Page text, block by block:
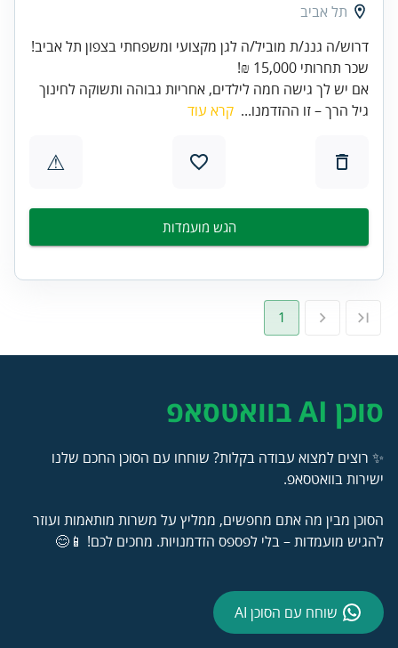
תל אביב
דרוש/ה גננ/ת מוביל/ה לגן מקצועי ומשפחתי בצפון תל אביב!
שכר תחרותי 15,000 ₪!
אם יש לך גישה חמה לילדים, אחריות גבוהה ותשוקה לחינוך
גיל הרך – זו ההזדמנו... קרא עוד
⚠
הגש מועמדות
1
סוכן AI בוואטסאפ
✨ רוצים למצוא עבודה בקלות? שוחחו עם הסוכן החכם שלנו
ישירות בוואטסאפ.
הסוכן מבין מה אתם מחפשים, ממליץ על משרות מותאמות ועוזר
להגיש מועמדות – בלי לפספס הזדמנויות. מחכים לכם! 📱😊
שוחח עם הסוכן AI